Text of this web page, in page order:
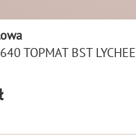
TOPMAT BST LYCHEE